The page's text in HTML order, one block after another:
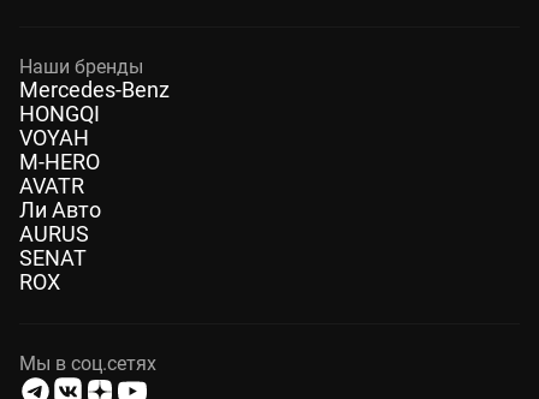
Наши бренды
Mercedes-Benz
HONGQI
VOYAH
M-HERO
AVATR
Ли Авто
AURUS
SENAT
ROX
Мы в соц.сетях